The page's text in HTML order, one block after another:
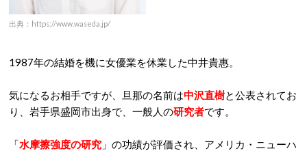
出典：https://www.waseda.jp/
1987年の結婚を機に女優業を休業した中井貴惠。
気になるお相手ですが、旦那の名前は中沢直樹と公表されてお
り、岩手県盛岡市出身で、一般人の研究者です。
「水摩擦強度の研究 」の功績が評価され、アメリカ・ニューハ